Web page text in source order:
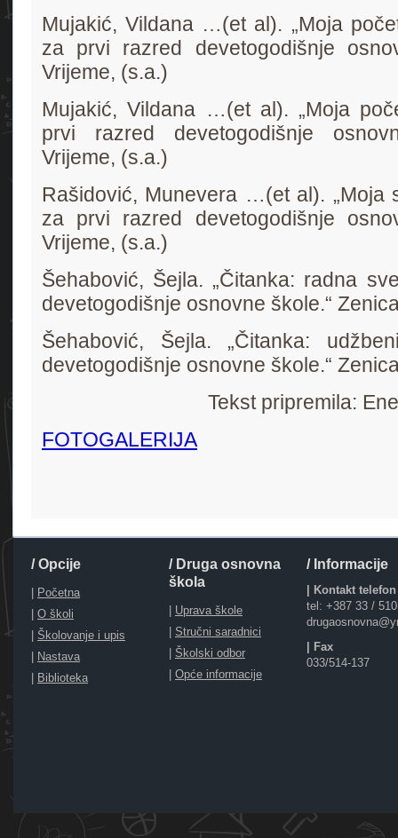
Mujakić, Vildana …(et al). „Moja
za prvi razred devetogodišnje
Vrijeme, (s.a.)
Mujakić, Vildana …(et al). „Moja
prvi razred devetogodišnje
Vrijeme, (s.a.)
Rašidović, Munevera …(et al). „Moja
za prvi razred devetogodišnje
Vrijeme, (s.a.)
Šehabović, Šejla. „Čitanka: radna
devetogodišnje osnovne škole.“
Šehabović, Šejla. „Čitanka:
devetogodišnje osnovne škole.“
Tekst pripremila:
FOTOGALERIJA
/ Opcije
Početna
O školi
Školovanje i upis
Nastava
Biblioteka
/ Druga osnovna
škola
Uprava škole
Stručni saradnici
Školski odbor
Opće informacije
/ Informacije
| Kontakt telefon
tel: +387 33 /
| Fax
033/514-137